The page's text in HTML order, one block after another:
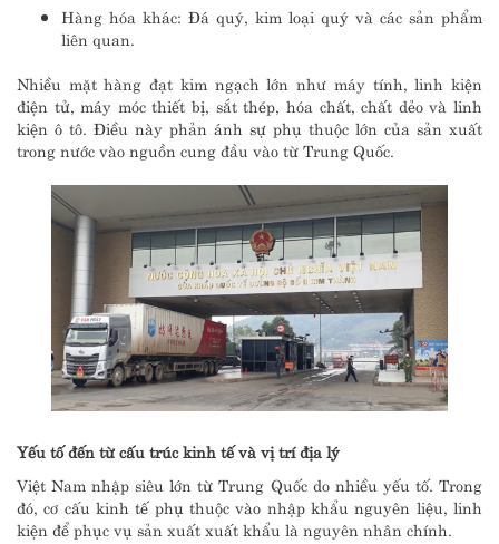
Hàng hóa khác: Đá quý, kim loại quý và các sản phẩm
liên quan.
Nhiều mặt hàng đạt kim ngạch lớn như máy tính, linh kiện
điện tử, máy móc thiết bị, sắt thép, hóa chất, chất dẻo và linh
kiện ô tô. Điều này phản ánh sự phụ thuộc lớn của sản xuất
trong nước vào nguồn cung đầu vào từ Trung Quốc.
Yếu tố đến từ cấu trúc kinh tế và vị trí địa lý
Việt Nam nhập siêu lớn từ Trung Quốc do nhiều yếu tố. Trong
đó, cơ cấu kinh tế phụ thuộc vào nhập khẩu nguyên liệu, linh
kiện để phục vụ sản xuất xuất khẩu là nguyên nhân chính.